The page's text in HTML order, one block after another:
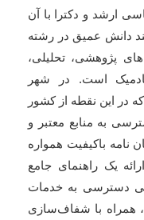
ارشد و دکترا با آن
دانش عمیق در رشته
پژوهشی، تحلیلی،
است. در شهر
در این نقطه از کشور
به منابع معتبر و
نامه باکیفیت همواره
یک راهنمای جامع
دسترسی به خدمات
همراه با شفاف‌سازی